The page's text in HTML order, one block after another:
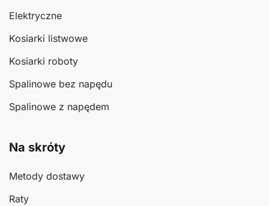
Elektryczne
Kosiarki listwowe
Kosiarki roboty
Spalinowe bez napędu
Spalinowe z napędem
Na skróty
Metody dostawy
Raty